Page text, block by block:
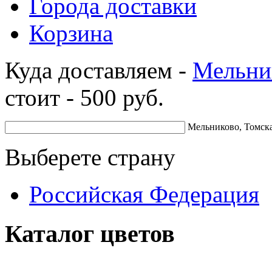
Города доставки
Корзина
Куда доставляем -
стоит - 500 руб.
Мельниково,
Выберете страну
Российская Федерация
Каталог цветов